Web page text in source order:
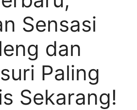
Sensasi
dan
Paling
Sekarang!